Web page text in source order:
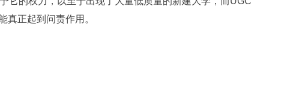
真正起到问责作用。